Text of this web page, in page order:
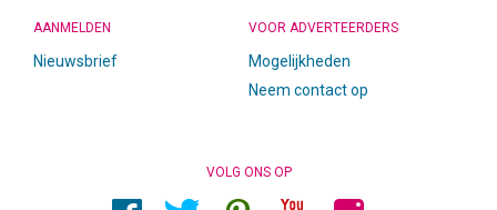
AANMELDEN
Nieuwsbrief
VOOR ADVERTEERDERS
Mogelijkheden
Neem contact op
VOLG ONS OP